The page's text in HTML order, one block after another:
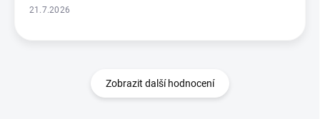
21.7.2026
Zobrazit další hodnocení